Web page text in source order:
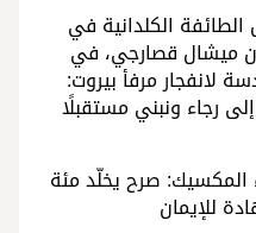
الكلدانية في
ميشال قصارجي، في
لانفجار مرفأ بيروت:
رجاء ونبني مستقبلًا
المكسيك: صرح يخلّد مئة
للإيمان